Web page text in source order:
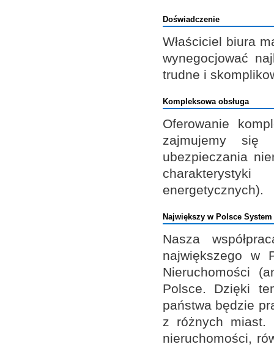
Doświadczenie
Właściciel biura
wynegocjować
trudne i
Kompleksowa obsługa
Oferowanie
zajmujemy się
ubezpieczania
energetycznych).
Największy w Polsce System
Nasza
największego w
Nieruchomości
Polsce. Dzięki
państwa będzie
z różnych miast.
nieruchomości,